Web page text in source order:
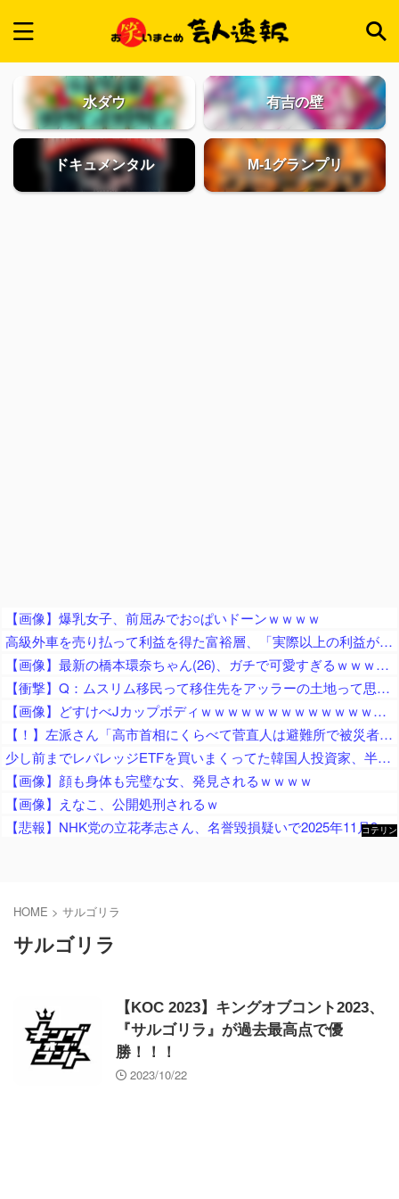
水ダウ 有吉の壁
ドキュメンタル M-1グランプリ
【画像】爆乳女子、前屈みでお○ぱいドーンｗｗｗｗ
高級外車を売り払って利益を得た富裕層、「実際以上の利益があったとして課税される」とかけられた税金額に不満を漏らす
【画像】最新の橋本環奈ちゃん(26)、ガチで可愛すぎるｗｗｗｗｗ
【衝撃】Q：ムスリム移民って移住先をアッラーの土地って思ってるの？ → 衝撃の回答がコチラ → ｗｗｗｗｗｗｗｗｗｗｗｗｗｗ
【画像】どすけべJカップボディｗｗｗｗｗｗｗｗｗｗｗｗｗｗｗｗｗｗｗｗｗｗｗｗ
【！】左派さん「高市首相にくらべて菅直人は避難所で被災者に怒鳴られテレビで流され健全！「仕込み」視察じゃない！」
少し前までレバレッジETFを買いまくってた韓国人投資家、半導体株が下落局面に突入したと判断した途端に……
【画像】顔も身体も完璧な女、発見されるｗｗｗｗ
【画像】えなこ、公開処刑されるｗ
【悲報】NHK党の立花孝志さん、名誉毀損疑いで2025年11月9日に逮捕され、この１件で8ヶ月半勾留 昨日も保釈請求を棄却
コテリン
HOME > サルゴリラ
サルゴリラ
【KOC 2023】キングオブコント2023、
『サルゴリラ』が過去最高点で優
勝！！！
2023/10/22